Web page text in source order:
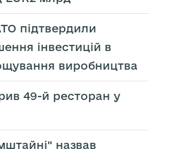
підтвердили
інвестицій в
виробництва
49-й ресторан у
назвав